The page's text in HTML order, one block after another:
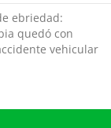
ebriedad:
quedó con
vehicular